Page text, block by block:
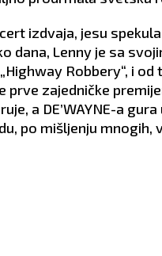
izdvaja, jesu
dana, Lenny je sa
Robbery“, i
prve zajedničke
a DE’WAYNE-a
po mišljenju mnogih,